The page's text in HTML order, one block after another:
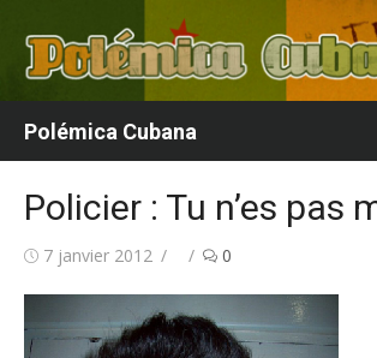
contenu
Polémica Cubana
Policier : Tu n’es pas
Publié7 janvier 2012 Auteur/autrice
0